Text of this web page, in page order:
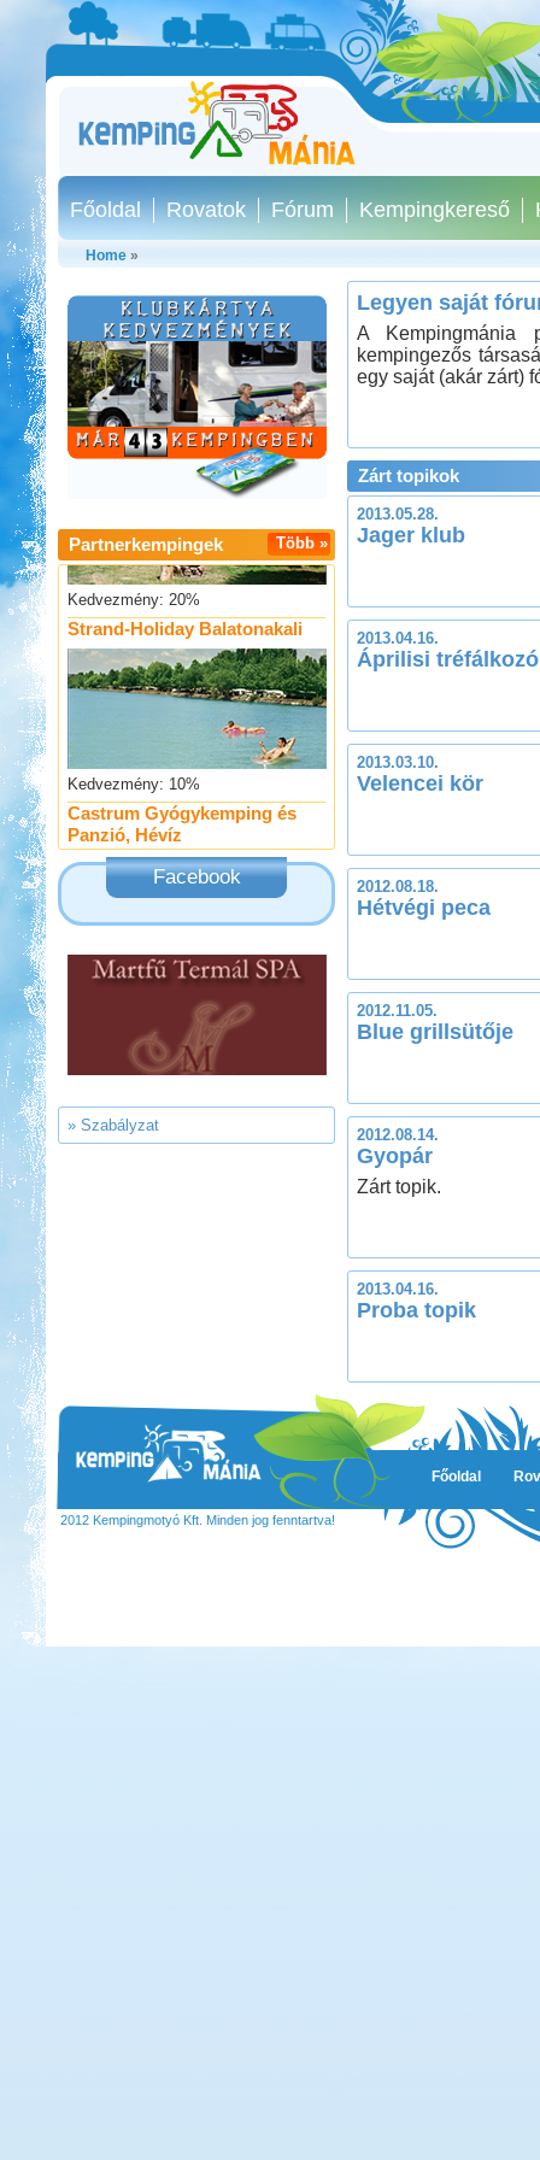
Főoldal Rovatok Fórum Kempingkereső
Home »
Több »
Partnerkempingek
Szentkút Kemping
Kedvezmény: 20%
Strand-Holiday Balatonakali
Kedvezmény: 10%
Castrum Gyógykemping és
Panzió, Hévíz
Kedvezmény: 20%
Ipolykapu Kemping
Facebook
» Szabályzat
Legyen saját
A Kempingmánia
kempingezős
egy saját (akár zárt)
Zárt topikok
2013.05.28.
Jager klub
2013.04.16.
Áprilisi
2013.03.10.
Velencei kör
2012.08.18.
Hétvégi peca
2012.11.05.
Blue grillsütője
2012.08.14.
Gyopár
Zárt topik.
2013.04.16.
Proba topik
Főoldal
2012 Kempingmotyó Kft. Minden jog fenntartva!